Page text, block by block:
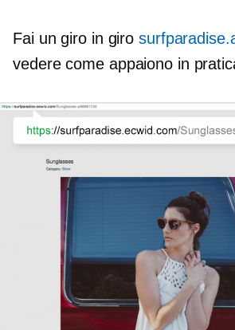
Fai un giro in giro
vedere come appaiono in